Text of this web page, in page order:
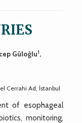
Güloğlu1,
Cerrahi Ad, İstanbul
of esophageal
monitoring,